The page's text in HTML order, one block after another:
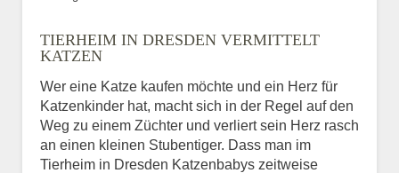
BILD HOCHLADEN
Vermisst seit
TIERHEIM IN DRESDEN VERMITTELT
KATZEN
Wer eine Katze kaufen möchte und ein Herz für
Katzenkinder hat, macht sich in der Regel auf den
Weg zu einem Züchter und verliert sein Herz rasch
an einen kleinen Stubentiger. Dass man im
Tierheim in Dresden Katzenbabys zeitweise